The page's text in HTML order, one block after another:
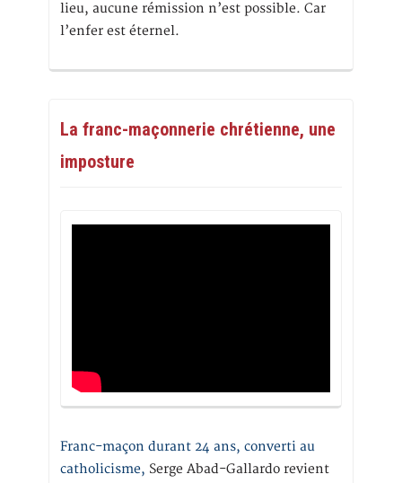
lieu, aucune rémission n’est possible. Car
l’enfer est éternel.
La franc-maçonnerie chrétienne, une
imposture
Franc-maçon durant 24 ans, converti au
catholicisme, Serge Abad-Gallardo revient